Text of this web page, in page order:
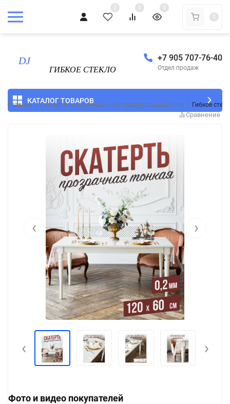
0 0
0
0
+7 905 707-76-40
Отдел продаж
КАТАЛОГ ТОВАРОВ
Главная / Скатерти прозрачные / На прямоугольный стол / Гибкое
Сравнение
‹ ›
‹ ›
Фото и видео покупателей